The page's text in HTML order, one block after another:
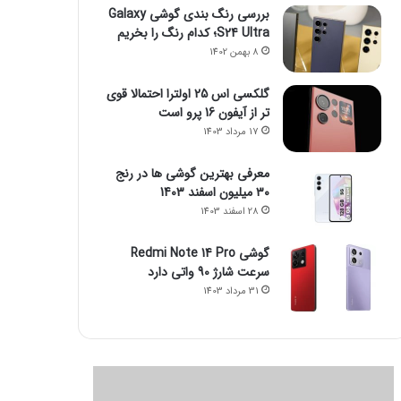
بررسی رنگ بندی گوشی Galaxy
S24 Ultra؛ کدام رنگ را بخریم
8 بهمن 1402
گلکسی اس 25 اولترا احتمالا قوی
تر از آیفون 16 پرو است
17 مرداد 1403
معرفی بهترین گوشی ها در رنج
۳۰ میلیون اسفند 1403
28 اسفند 1403
گوشی Redmi Note 14 Pro
سرعت شارژ 90 واتی دارد
31 مرداد 1403